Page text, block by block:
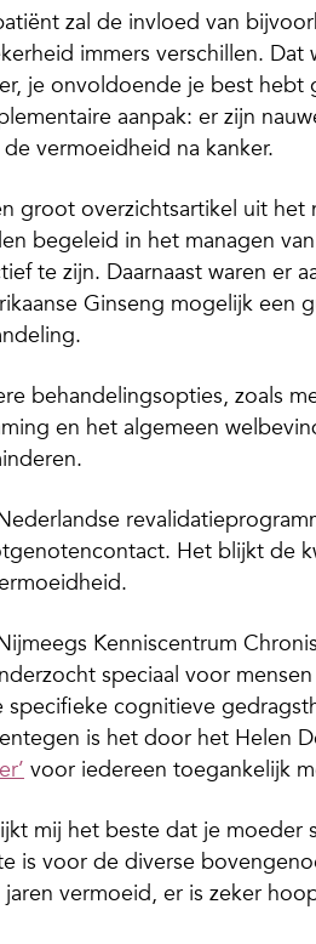
zal de invloed van
immers verschillen.
je onvoldoende je best
aanpak: er zijn
vermoeidheid na kanker.
groot overzichtsartikel uit het
begeleid in het managen
te zijn. Daarnaast waren er
Ginseng mogelijk een
behandelingsopties, zoals
en het algemeen
Het blijkt de
Kenniscentrum
speciaal voor
specifieke cognitieve
is het door het Helen
voor iedereen toegankelijk
mij het beste dat je moeder
is voor de diverse
jaren vermoeid, er is zeker